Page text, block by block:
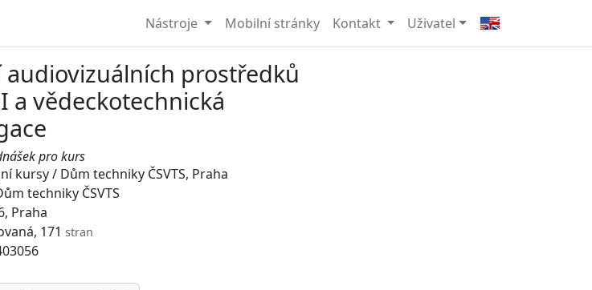
Nástroje Mobilní stránky Kontakt Uživatel
audiovizuálních prostředků
a vědeckotechnická
pro kurs
kursy / Dům techniky ČSVTS, Praha
techniky ČSVTS
Praha
171 stran